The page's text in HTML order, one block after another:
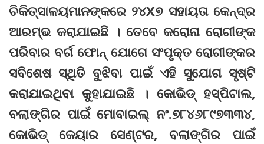
ଚିକିତ୍ସାଳୟମାନଙ୍କରେ ୨୪X୭ ସହାୟତା କେନ୍ଦ୍ର
ଆରମ୍ଭ କରାଯାଇଛି । ତେବେ କରୋନା ରୋଗୀଙ୍କ
ପରିବାର ବର୍ଗ ଫୋନ୍‌ ଯୋଗେ ସଂପୃକ୍ତ ରୋଗୀଙ୍କର
ସବିଶେଷ ସ୍ଥିତି ବୁଝିବା ପାଇଁ ଏହି ସୁଯୋଗ ସୃଷ୍ଟି
କରାଯାଇଥିବା କୁହାଯାଇଛି । କୋଭିଡ୍‌ ହସ୍‌ପିଟାଲ,
ବଲାଙ୍ଗିର ପାଇଁ ମୋବାଇଲ୍‌ ନଂ.୭୮୪୬୮୯୭୩୩୪,
କୋଭିଡ୍‌ କେୟାର ସେଣ୍ଟର, ବଲାଙ୍ଗିର ପାଇଁ